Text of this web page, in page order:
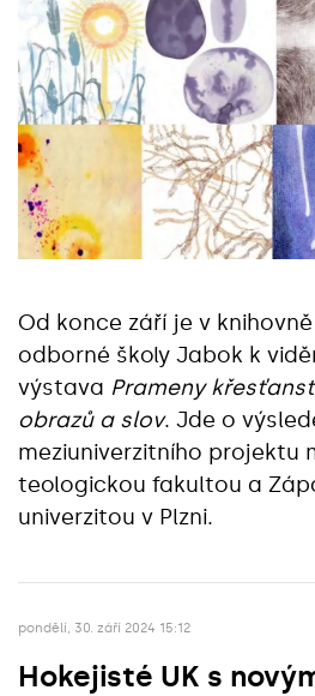
Od konce září je v
odborné školy Jabok k
výstava Prameny
obrazů a slov. Jde o
meziuniverzitního projektu
teologickou fakultou a
univerzitou v Plzni.
pondělí, 30. září 2024 15:12
Hokejisté UK s